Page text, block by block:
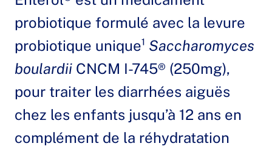
probiotique formulé avec la levure
probiotique unique¹ Saccharomyces
boulardii CNCM I-745® (250mg),
pour traiter les diarrhées aiguës
chez les enfants jusqu’à 12 ans en
complément de la réhydratation